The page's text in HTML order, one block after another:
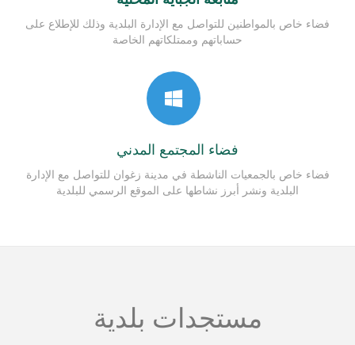
فضاء خاص بالمواطنين للتواصل مع الإدارة البلدية وذلك للإطلاع على
حساباتهم وممتلكاتهم الخاصة
فضاء المجتمع المدني
فضاء خاص بالجمعيات الناشطة في مدينة زغوان للتواصل مع الإدارة
البلدية ونشر أبرز نشاطها على الموقع الرسمي للبلدية
مستجدات بلدية